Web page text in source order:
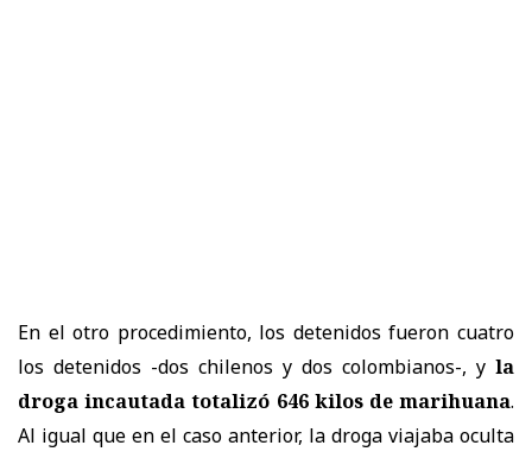
En el otro procedimiento, los detenidos fueron cuatro
los detenidos -dos chilenos y dos colombianos-, y la
droga incautada totalizó 646 kilos de marihuana.
Al igual que en el caso anterior, la droga viajaba oculta